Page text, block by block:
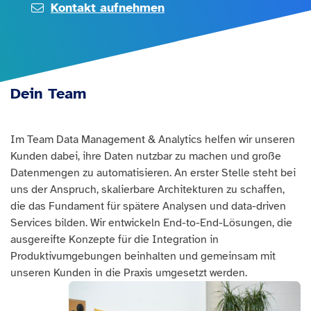
Kontakt aufnehmen
Dein Team
Im Team Data Management & Analytics helfen wir unseren
Kunden dabei, ihre Daten nutzbar zu machen und große
Datenmengen zu automatisieren. An erster Stelle steht bei
uns der Anspruch, skalierbare Architekturen zu schaffen,
die das Fundament für spätere Analysen und data-driven
Services bilden. Wir entwickeln End-to-End-Lösungen, die
ausgereifte Konzepte für die Integration in
Produktivumgebungen beinhalten und gemeinsam mit
unseren Kunden in die Praxis umgesetzt werden.